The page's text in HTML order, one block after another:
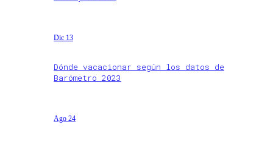
Dic 13
Dónde vacacionar según los datos de
Barómetro 2023
Ago 24